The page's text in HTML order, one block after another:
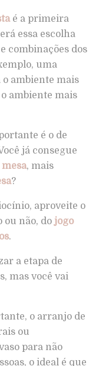
é a primeira
essa escolha
combinações dos
uma
ambiente mais
ambiente mais
é o de
já consegue
, mais
?
aproveite o
não, do jogo
.
a etapa de
mas você vai
o arranjo de
ou
para não
o ideal é que